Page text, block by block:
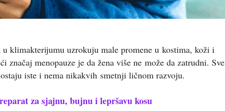
u klimakterijumu uzrokuju male promene u kostima, koži i
značaj menopauze je da žena više ne može da zatrudni. Sve
iste i nema nikakvih smetnji ličnom razvoju.
za sjajnu, bujnu i lepršavu kosu